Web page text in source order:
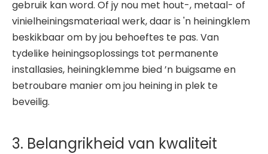
gebruik kan word. Of jy nou met hout-, metaal- of
vinielheiningsmateriaal werk, daar is 'n heiningklem
beskikbaar om by jou behoeftes te pas. Van
tydelike heiningsoplossings tot permanente
installasies, heiningklemme bied ’n buigsame en
betroubare manier om jou heining in plek te
beveilig.
3. Belangrikheid van kwaliteit